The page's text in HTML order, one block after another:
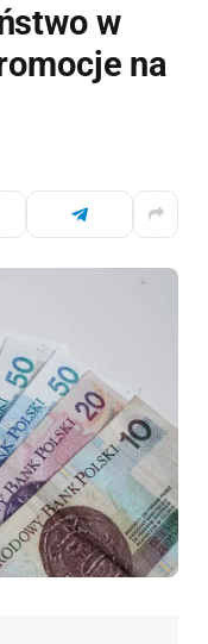
w
na